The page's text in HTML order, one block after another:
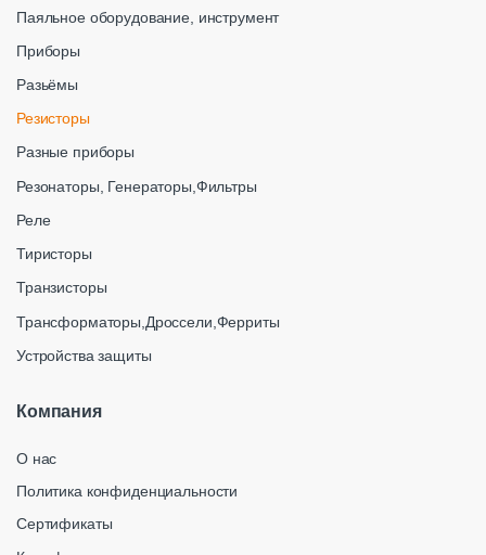
Паяльное оборудование, инструмент
Приборы
Разьёмы
Резисторы
Разные приборы
Резонаторы, Генераторы,Фильтры
Реле
Тиристоры
Транзисторы
Трансформаторы,Дроссели,Ферриты
Устройства защиты
Компания
О нас
Политика конфиденциальности
Сертификаты